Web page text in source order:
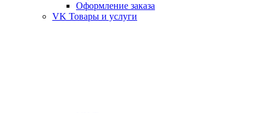
Оформление заказа
VK Товары и услуги